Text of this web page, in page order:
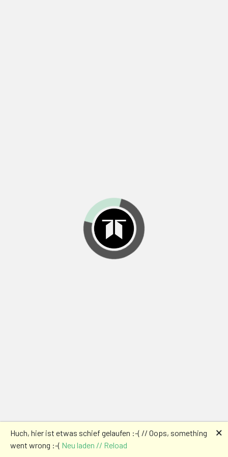
Huch, hier ist etwas schief gelaufen :-( // Oops, something
went wrong :-( Neu laden // Reload
🗙